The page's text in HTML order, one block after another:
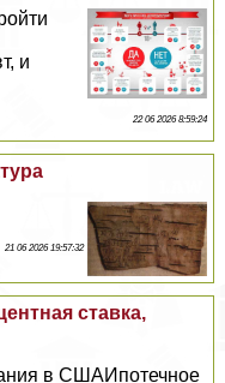
и
22 06 2026 8:59:24
21 06 2026 19:57:32
ставка,
в СШАИпотечное